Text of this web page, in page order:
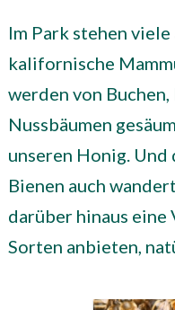
Im Park stehen
kalifornische
werden von
Nussbäumen
unseren Honig. Und
Bienen auch
darüber hinaus eine
Sorten anbieten,